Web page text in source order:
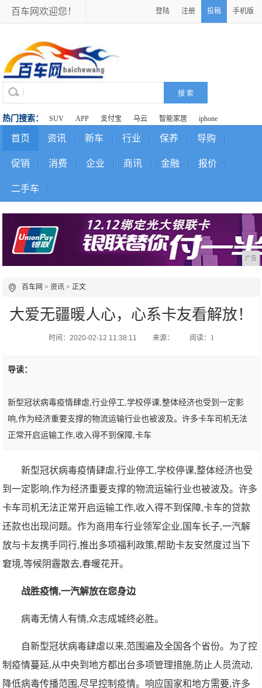
百车网欢迎您！ 登陆 注册 投稿 手机版
热门搜索： SUV APP 支付宝 马云 智能家居 iphone
首页 资讯 新车 行业 保养 导购
促销 消费 企业 商讯 金融 报价
二手车
广告
百车网 >资讯 > 正文
大爱无疆暖人心，心系卡友看解放！
时间：2020-02-12 11:38:11 来源： 阅读：1
导读：
新型冠状病毒疫情肆虐,行业停工,学校停课,整体经济也受到一定影
响,作为经济重要支撑的物流运输行业也被波及。许多卡车司机无法
正常开启运输工作,收入得不到保障,卡车
新型冠状病毒疫情肆虐,行业停工,学校停课,整体经济也受
到一定影响,作为经济重要支撑的物流运输行业也被波及。许多
卡车司机无法正常开启运输工作,收入得不到保障,卡车的贷款
还款也出现问题。作为商用车行业领军企业,国车长子,一汽解
放与卡友携手同行,推出多项福利政策,帮助卡友安然度过当下
窘境,等候阴霾散去,春暖花开。
战胜疫情,一汽解放在您身边
病毒无情人有情,众志成城终必胜。
自新型冠状病毒肆虐以来,范围遍及全国各个省份。为了控
制疫情蔓延,从中央到地方都出台多项管理措施,防止人员流动,
降低病毒传播范围,尽早控制疫情。响应国家和地方需要,许多